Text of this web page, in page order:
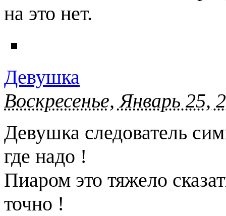
на это нет.
Девушка
Воскресенье, Январь 25,
Девушка следователь
где надо !
Пиаром это тяжело
точно !